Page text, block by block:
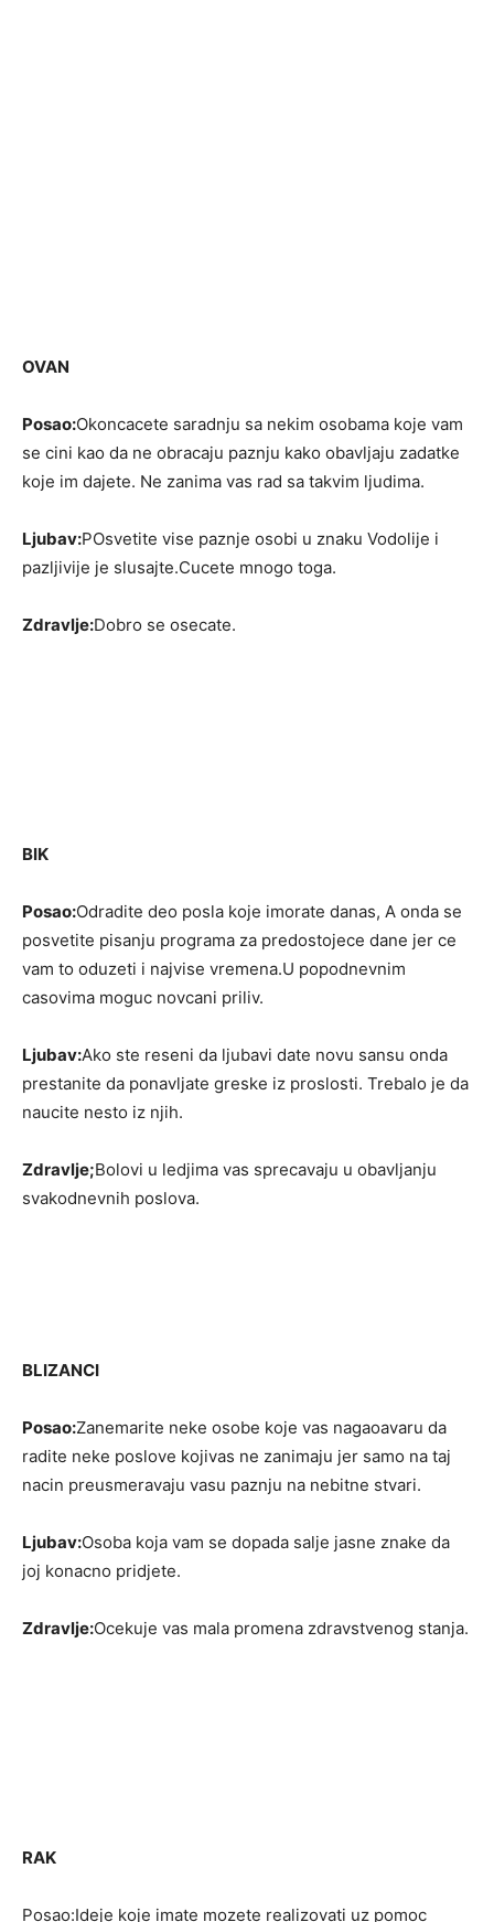
OVAN
Posao:Okoncacete saradnju sa nekim osobama koje vam
se cini kao da ne obracaju paznju kako obavljaju zadatke
koje im dajete. Ne zanima vas rad sa takvim ljudima.
Ljubav:POsvetite vise paznje osobi u znaku Vodolije i
pazljivije je slusajte.Cucete mnogo toga.
Zdravlje:Dobro se osecate.
BIK
Posao:Odradite deo posla koje imorate danas, A onda se
posvetite pisanju programa za predostojece dane jer ce
vam to oduzeti i najvise vremena.U popodnevnim
casovima moguc novcani priliv.
Ljubav:Ako ste reseni da ljubavi date novu sansu onda
prestanite da ponavljate greske iz proslosti. Trebalo je da
naucite nesto iz njih.
Zdravlje;Bolovi u ledjima vas sprecavaju u obavljanju
svakodnevnih poslova.
BLIZANCI
Posao:Zanemarite neke osobe koje vas nagaoavaru da
radite neke poslove kojivas ne zanimaju jer samo na taj
nacin preusmeravaju vasu paznju na nebitne stvari.
Ljubav:Osoba koja vam se dopada salje jasne znake da
joj konacno pridjete.
Zdravlje:Ocekuje vas mala promena zdravstvenog stanja.
RAK
Posao:Ideje koje imate mozete realizovati uz pomoc